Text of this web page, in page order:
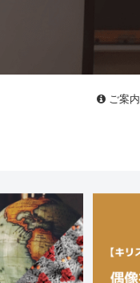
ご案内